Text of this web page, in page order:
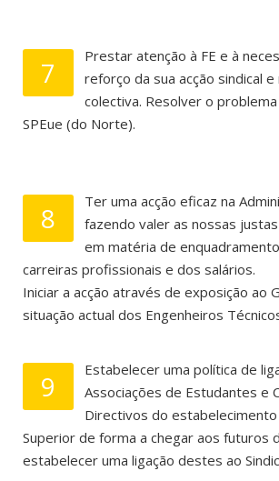
7
Prestar atenção à FE e à
reforço da sua acção sindical
colectiva. Resolver o problema
SPEue (do Norte).
8
Ter uma acção eficaz na
fazendo valer as nossas
em matéria de
carreiras profissionais e dos salários.
Iniciar a acção através de exposição ao
situação actual dos Engenheiros
9
Estabelecer uma política de
Associações de Estudantes e
Directivos do estabelecimento
Superior de forma a chegar aos futuros
estabelecer uma ligação destes ao